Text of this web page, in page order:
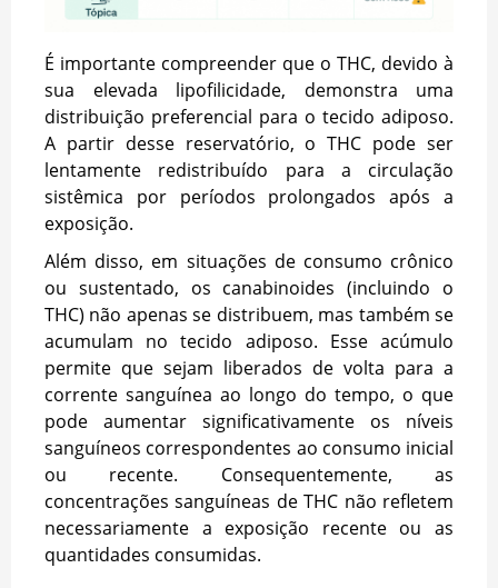
É importante compreender que o THC, devido à
sua elevada lipofilicidade, demonstra uma
distribuição preferencial para o tecido adiposo.
A partir desse reservatório, o THC pode ser
lentamente redistribuído para a circulação
sistêmica por períodos prolongados após a
exposição.
Além disso, em situações de consumo crônico
ou sustentado, os canabinoides (incluindo o
THC) não apenas se distribuem, mas também se
acumulam no tecido adiposo. Esse acúmulo
permite que sejam liberados de volta para a
corrente sanguínea ao longo do tempo, o que
pode aumentar significativamente os níveis
sanguíneos correspondentes ao consumo inicial
ou recente. Consequentemente, as
concentrações sanguíneas de THC não refletem
necessariamente a exposição recente ou as
quantidades consumidas.